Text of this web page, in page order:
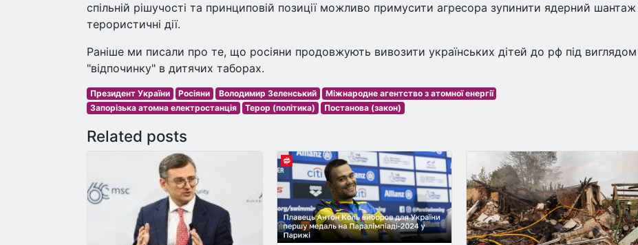
спільній рішучості та принциповій позиції можливо примусити агресора зупинити ядерний шантаж
терористичні дії.
Раніше ми писали про те, що росіяни продовжують вивозити українських дітей до рф під виглядом
"відпочинку" в дитячих таборах.
Президент України Росіяни Володимир Зеленський
Міжнародне агентство з атомної енергії
Запорізька атомна електростанція
Терор (політика) Постанова (закон)
Related posts